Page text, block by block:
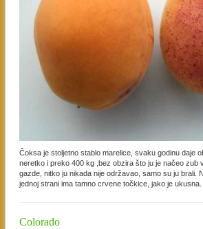
Čoksa je stoljetno stablo marelice, svaku godinu daje
neretko i preko 400 kg ,bez obzira što ju je načeo zub
gazde, nitko ju nikada nije održavao, samo su ju brali.
jednoj strani ima tamno crvene točkice, jako je ukusna.
Colorado